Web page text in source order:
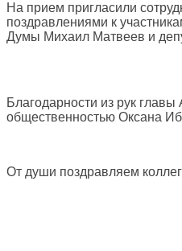
На прием пригласили
поздравлениями к
Думы Михаил Матвеев и
Благодарности из рук
общественностью Оксана
От души поздравляем